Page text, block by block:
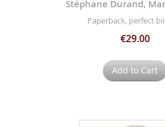
Stéphane Durand,
Paperback, perfect
€29.00
Add to Cart